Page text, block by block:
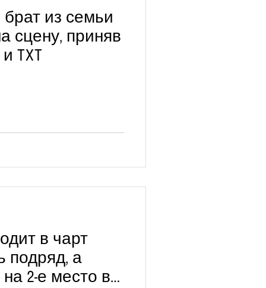
брат из семьи
сцену, приняв
TXT
в чарт
подряд, а
2-е место в